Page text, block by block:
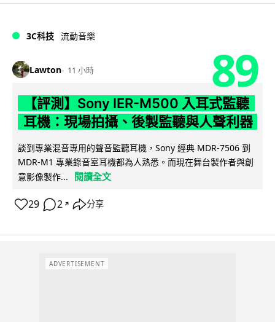
3C科技 流動音樂
Lawton 11 小時 89
【評測】Sony IER-M500 入耳式監聽
耳機：現場拍攝、後製監聽與人聲利器
談到專業混音專用的聲音監聽耳機，Sony 經典 MDR-7506 到
MDR-M1 專業錄音室耳機都為人熟悉。而現在舞台製作者與創
意影像製作...
閱讀全文
29 2 ↗ 分享
ADVERTISEMENT